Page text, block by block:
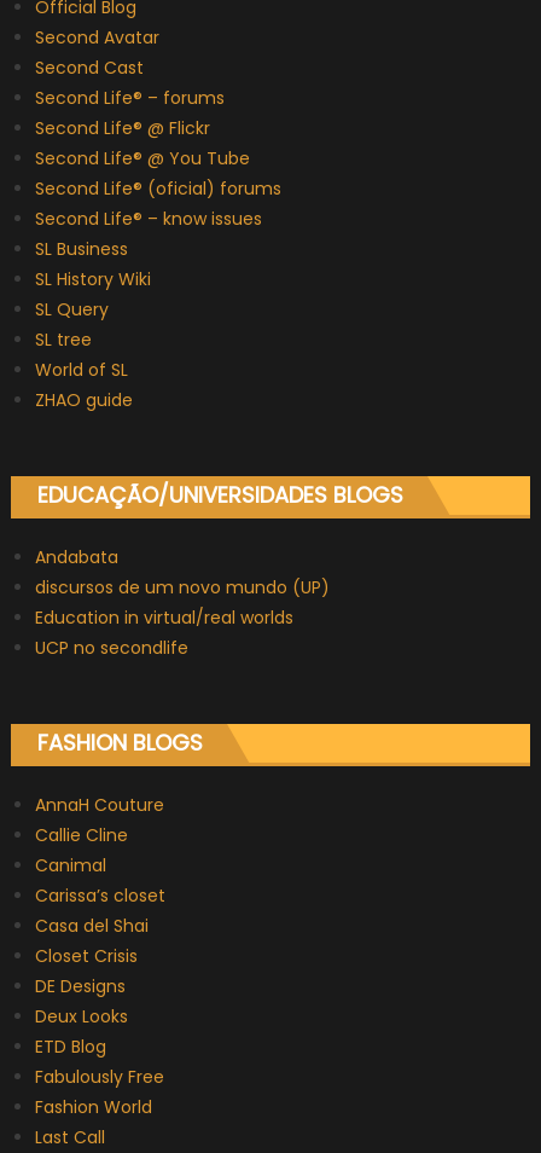
Official Blog
Second Avatar
Second Cast
Second Life® – forums
Second Life® @ Flickr
Second Life® @ You Tube
Second Life® (oficial) forums
Second Life® – know issues
SL Business
SL History Wiki
SL Query
SL tree
World of SL
ZHAO guide
EDUCAÇÃO/UNIVERSIDADES BLOGS
Andabata
discursos de um novo mundo (UP)
Education in virtual/real worlds
UCP no secondlife
FASHION BLOGS
AnnaH Couture
Callie Cline
Canimal
Carissa’s closet
Casa del Shai
Closet Crisis
DE Designs
Deux Looks
ETD Blog
Fabulously Free
Fashion World
Last Call